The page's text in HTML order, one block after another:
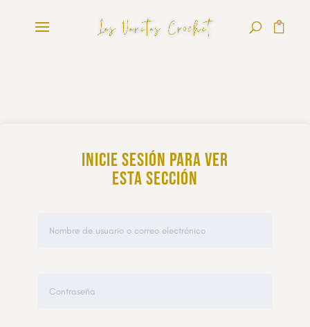
Inicie sesión para ver
esta sección